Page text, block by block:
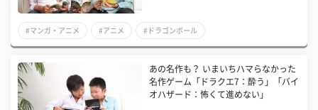
#マンガ・アニメ #アニメ #ドラゴンボール
あの名作も？ いまいちハマらなかった
名作ゲーム「ドラクエ7：酔う」「バイ
オハザード：怖くて進めない」